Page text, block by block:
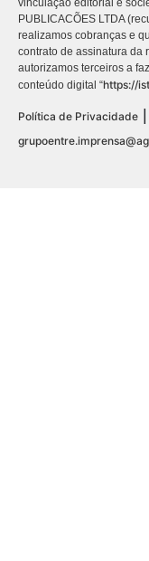
PUBLICACÕES LTDA
realizamos cobranças e
contrato de assinatura da
autorizamos terceiros a
conteúdo digital “https://
Política de Privacidade |